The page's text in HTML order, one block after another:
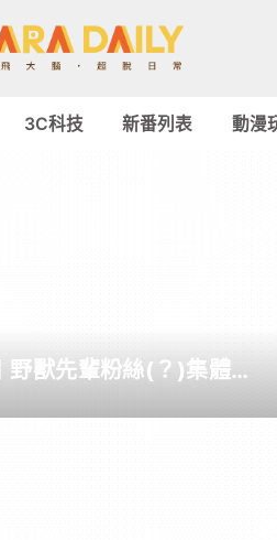
3C科技 新番列表 動漫
野獸先輩粉絲(？)集體